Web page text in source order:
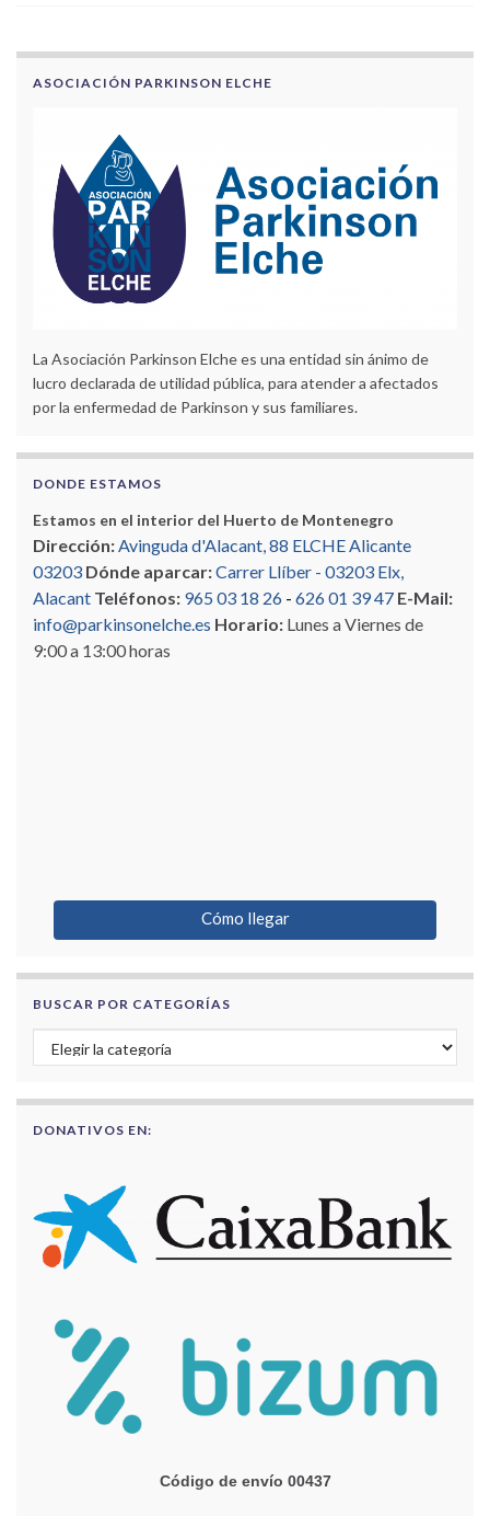
ASOCIACIÓN PARKINSON ELCHE
La Asociación Parkinson Elche es una entidad sin ánimo de
lucro declarada de utilidad pública, para atender a afectados
por la enfermedad de Parkinson y sus familiares.
DONDE ESTAMOS
Estamos en el interior del Huerto de Montenegro
Dirección:Avinguda d'Alacant, 88 ELCHE Alicante
03203 Dónde aparcar:Carrer Llíber - 03203 Elx,
Alacant Teléfonos: 965 03 18 26 - 626 01 39 47 E-Mail:
info@parkinsonelche.es Horario: Lunes a Viernes de
9:00 a 13:00 horas
Cómo llegar
BUSCAR POR CATEGORÍAS
Buscar por categorías
DONATIVOS EN:
Código de envío 00437